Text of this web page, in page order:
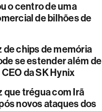
o centro de uma
de bilhões de
de chips de memória
se estender além de
da SK Hynix
que trégua com Irã
novos ataques dos